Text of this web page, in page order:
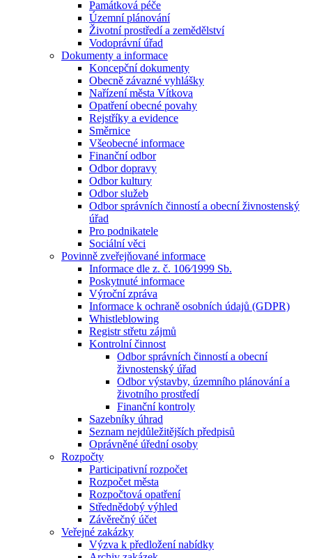
Památková péče
Územní plánování
Životní prostředí a zemědělství
Vodoprávní úřad
Dokumenty a informace
Koncepční dokumenty
Obecně závazné vyhlášky
Nařízení města Vítkova
Opatření obecné povahy
Rejstříky a evidence
Směrnice
Všeobecné informace
Finanční odbor
Odbor dopravy
Odbor kultury
Odbor služeb
Odbor správních činností a obecní živnostenský
úřad
Pro podnikatele
Sociální věci
Povinně zveřejňované informace
Informace dle z. č. 106⁄1999 Sb.
Poskytnuté informace
Výroční zpráva
Informace k ochraně osobních údajů (GDPR)
Whistleblowing
Registr střetu zájmů
Kontrolní činnost
Odbor správních činností a obecní
živnostenský úřad
Odbor výstavby, územního plánování a
životního prostředí
Finanční kontroly
Sazebníky úhrad
Seznam nejdůležitějších předpisů
Oprávněné úřední osoby
Rozpočty
Participativní rozpočet
Rozpočet města
Rozpočtová opatření
Střednědobý výhled
Závěrečný účet
Veřejné zakázky
Výzva k předložení nabídky